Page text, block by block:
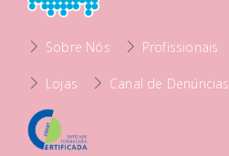
Sobre Nós Profissionais
Lojas Canal de Denúncias